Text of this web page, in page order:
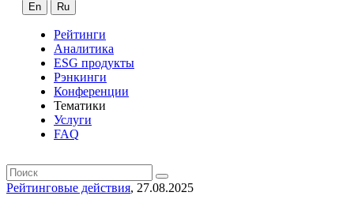
En Ru
Рейтинги
Аналитика
ESG продукты
Рэнкинги
Конференции
Тематики
Услуги
FAQ
Рейтинговые действия, 27.08.2025